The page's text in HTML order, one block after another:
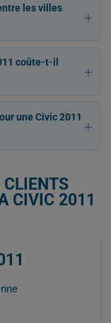
les villes
coûte-t-il
une Civic 2011
CLIENTS
CIVIC 2011